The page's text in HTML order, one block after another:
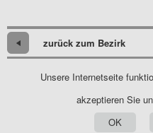
zurück zum Bezirk
Unsere Internetseite
akzeptieren Sie
OK